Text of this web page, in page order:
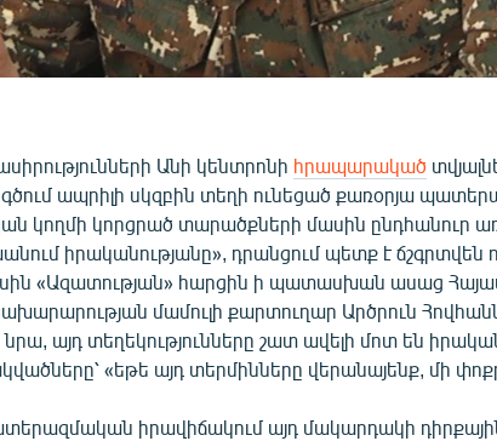
Անի կենտրոնի հրապարակած
ապրիլի սկզբին տեղի ունեցած քառօրյա
կողմի կորցրած տարածքների մասին ընդհանուր
իրականությանը», դրանցում պետք է ճշգրտվեն
«Ազատության» հարցին ի պատասխան ասաց
մամուլի քարտուղար Արծրուն
նրա, այդ տեղեկությունները շատ ավելի մոտ են
«եթե այդ տերմինները վերանայենք, մի
իրավիճակում այդ մակարդակի